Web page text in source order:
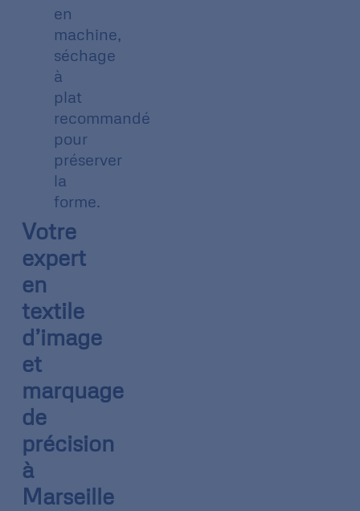
en
machine,
séchage
à
plat
recommandé
pour
préserver
la
forme.
Votre
expert
en
textile
d’image
et
marquage
de
précision
à
Marseille